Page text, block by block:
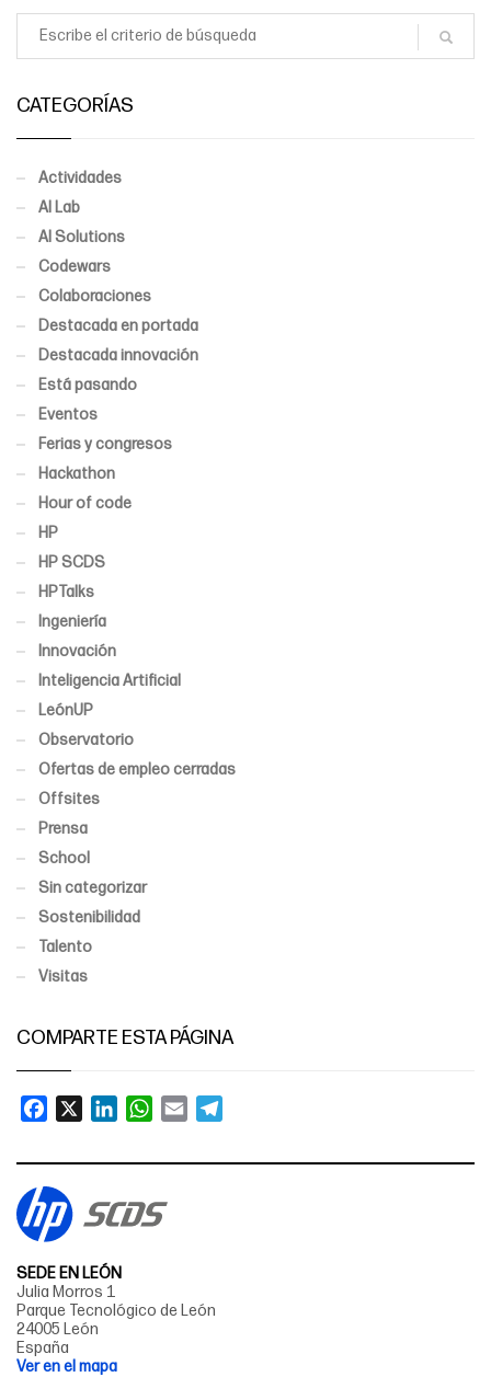
CATEGORÍAS
Actividades
AI Lab
AI Solutions
Codewars
Colaboraciones
Destacada en portada
Destacada innovación
Está pasando
Eventos
Ferias y congresos
Hackathon
Hour of code
HP
HP SCDS
HPTalks
Ingeniería
Innovación
Inteligencia Artificial
LeónUP
Observatorio
Ofertas de empleo cerradas
Offsites
Prensa
School
Sin categorizar
Sostenibilidad
Talento
Visitas
COMPARTE ESTA PÁGINA
Facebook LinkedInWhatsApp
Email
SEDE EN LEÓN
Julia Morros 1
Parque Tecnológico de León
24005 León
España
Ver en el mapa